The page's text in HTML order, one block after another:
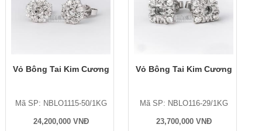
Vỏ Bông Tai Kim Cương
Mã SP: NBLO1115-50/1KG
24,200,000 VNĐ
Vỏ Bông Tai Kim Cương
Mã SP: NBLO116-29/1KG
23,700,000 VNĐ